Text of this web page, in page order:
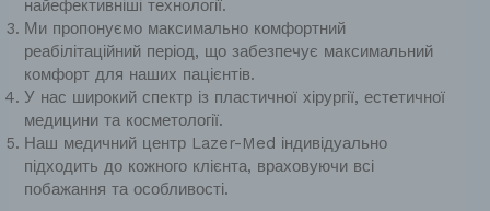
найефективніші технології.
Ми пропонуємо максимально комфортний
реабілітаційний період, що забезпечує максимальний
комфорт для наших пацієнтів.
У нас широкий спектр із пластичної хірургії, естетичної
медицини та косметології.
Наш медичний центр Lazer-Med індивідуально
підходить до кожного клієнта, враховуючи всі
побажання та особливості.